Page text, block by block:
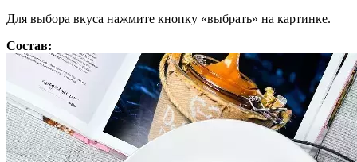
Для выбора вкуса нажмите кнопку «выбрать» на картинке.
Состав: